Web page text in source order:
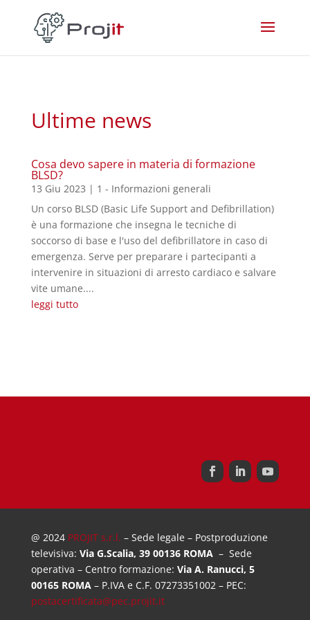
Ultime news
Cosa devo sapere in materia di formazione
BLSD?
13 Giu 2023 | 1 - Informazioni generali
Un corso BLSD (Basic Life Support and Defibrillation)
è una formazione che insegna le tecniche di
soccorso di base e l'uso del defibrillatore in caso di
emergenza. Serve per preparare i partecipanti a
intervenire in situazioni di arresto cardiaco e salvare
vite umane....
leggi tutto
@ 2024 PROJIT s.r.l. – Sede legale – Postproduzione
televisiva: Via G.Scalia, 39 00136 ROMA– Sede
operativa – Centro formazione: Via A. Ranucci, 5
00165 ROMA– P.IVA e C.F. 07273351002 – PEC:
postacertificata@pec.projit.it